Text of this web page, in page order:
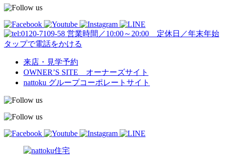
営業時間／10:00～20:00 定休日／年末年始
タップで電話をかける
来店・見学予約
OWNER’S SITE オーナーズサイト
nattoku グループコーポレートサイト